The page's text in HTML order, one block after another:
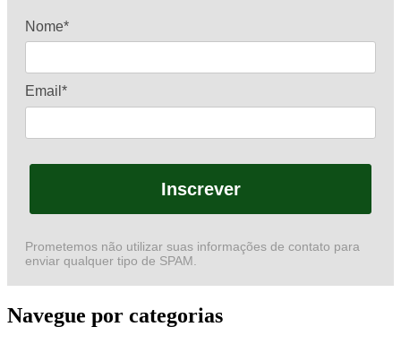
Nome*
Email*
Inscrever
Prometemos não utilizar suas informações de contato para
enviar qualquer tipo de SPAM.
Navegue por categorias